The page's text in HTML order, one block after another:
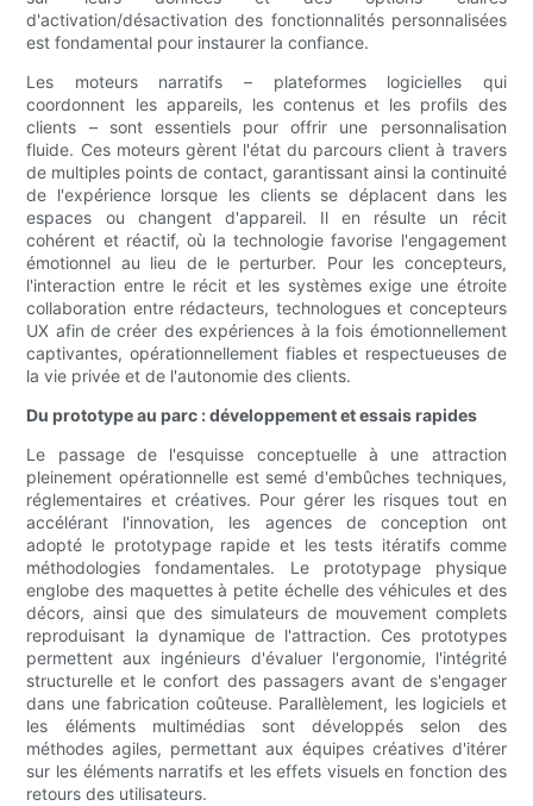
d'activation/désactivation des fonctionnalités personnalisées
est fondamental pour instaurer la confiance.
Les moteurs narratifs – plateformes logicielles qui
coordonnent les appareils, les contenus et les profils des
clients – sont essentiels pour offrir une personnalisation
fluide. Ces moteurs gèrent l'état du parcours client à travers
de multiples points de contact, garantissant ainsi la continuité
de l'expérience lorsque les clients se déplacent dans les
espaces ou changent d'appareil. Il en résulte un récit
cohérent et réactif, où la technologie favorise l'engagement
émotionnel au lieu de le perturber. Pour les concepteurs,
l'interaction entre le récit et les systèmes exige une étroite
collaboration entre rédacteurs, technologues et concepteurs
UX afin de créer des expériences à la fois émotionnellement
captivantes, opérationnellement fiables et respectueuses de
la vie privée et de l'autonomie des clients.
Du prototype au parc : développement et essais rapides
Le passage de l'esquisse conceptuelle à une attraction
pleinement opérationnelle est semé d'embûches techniques,
réglementaires et créatives. Pour gérer les risques tout en
accélérant l'innovation, les agences de conception ont
adopté le prototypage rapide et les tests itératifs comme
méthodologies fondamentales. Le prototypage physique
englobe des maquettes à petite échelle des véhicules et des
décors, ainsi que des simulateurs de mouvement complets
reproduisant la dynamique de l'attraction. Ces prototypes
permettent aux ingénieurs d'évaluer l'ergonomie, l'intégrité
structurelle et le confort des passagers avant de s'engager
dans une fabrication coûteuse. Parallèlement, les logiciels et
les éléments multimédias sont développés selon des
méthodes agiles, permettant aux équipes créatives d'itérer
sur les éléments narratifs et les effets visuels en fonction des
retours des utilisateurs.